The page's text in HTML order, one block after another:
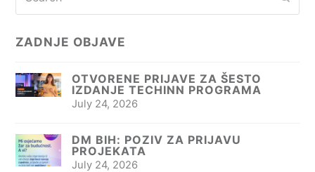
ZADNJE OBJAVE
OTVORENE PRIJAVE ZA ŠESTO
IZDANJE TECHINN PROGRAMA
July 24, 2026
DM BIH: POZIV ZA PRIJAVU
PROJEKATA
July 24, 2026